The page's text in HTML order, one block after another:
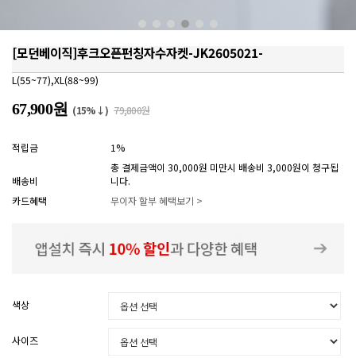
[모던베이직]후크오픈펀칭자수자켓-JK2605021-
L(55~77),XL(88~99)
67,900원 (15%↓) 79,800원
적립금 1%
배송비
총 결제금액이 30,000원 미만시 배송비 3,000원이 청구됩
니다.
카드혜택
무이자 할부 혜택보기 >
색상
사이즈